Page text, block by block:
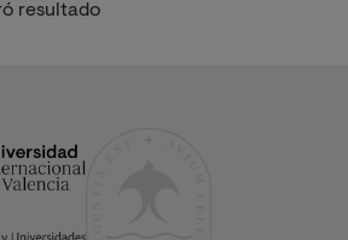
resultado